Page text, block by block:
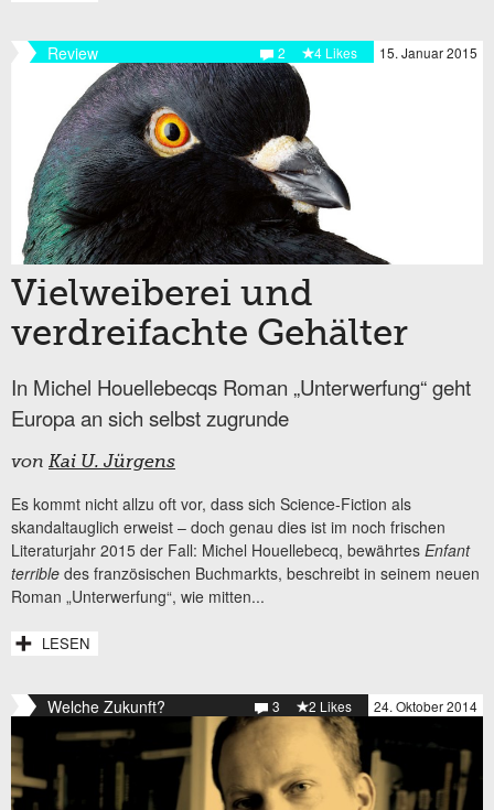
Review 15. Januar 2015
4 Likes
2
Vielweiberei und
verdreifachte Gehälter
In Michel Houellebecqs Roman „Unterwerfung“ geht
Europa an sich selbst zugrunde
von Kai U. Jürgens
Es kommt nicht allzu oft vor, dass sich Science-Fiction als
skandaltauglich erweist – doch genau dies ist im noch frischen
Literaturjahr 2015 der Fall: Michel Houellebecq, bewährtes Enfant
terrible des französischen Buchmarkts, beschreibt in seinem neuen
Roman „Unterwerfung“, wie mitten...
LESEN
Welche Zukunft? 24. Oktober 2014
2 Likes
3